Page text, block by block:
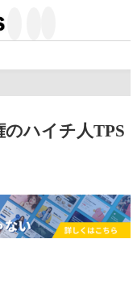
ハイチ人TPS